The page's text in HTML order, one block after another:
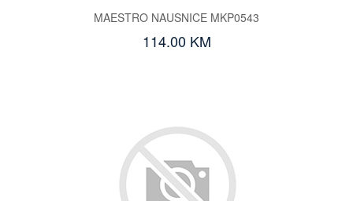
MAESTRO NAUSNICE MKP0543
114.00 KM